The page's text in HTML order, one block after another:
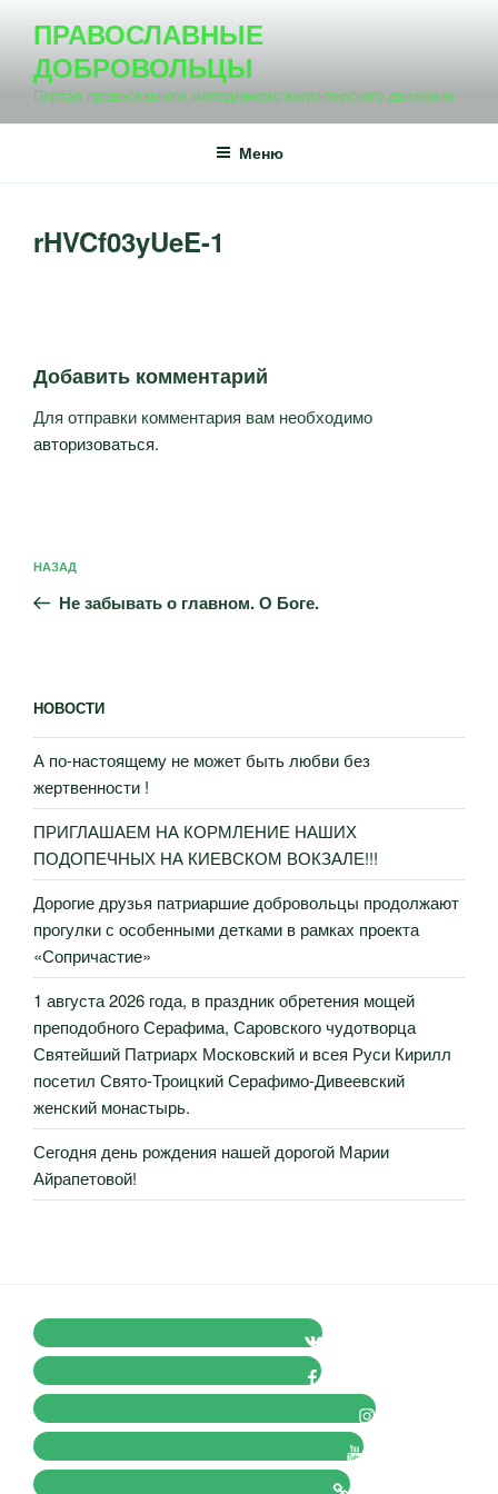
содержимому
ПРАВОСЛАВНЫЕ
ДОБРОВОЛЬЦЫ
Портал православного молодежного волонтерского движения
Меню
rHVCf03yUeE-1
Добавить комментарий
Для отправки комментария вам необходимо
авторизоваться.
по
записям
Предыдущая
запись:
НАЗАД
Не забывать о главном. О Боге.
НОВОСТИ
А по-настоящему не может быть любви без
жертвенности !
ПРИГЛАШАЕМ НА КОРМЛЕНИЕ НАШИХ
ПОДОПЕЧНЫХ НА КИЕВСКОМ ВОКЗАЛЕ!!!
Дорогие друзья патриаршие добровольцы продолжают
прогулки с особенными детками в рамках проекта
«Сопричастие»
1 августа 2026 года, в праздник обретения мощей
преподобного Серафима, Саровского чудотворца
Святейший Патриарх Московский и всея Руси Кирилл
посетил Свято-Троицкий Серафимо-Дивеевский
женский монастырь.
Сегодня день рождения нашей дорогой Марии
Айрапетовой!
VK Православные Добровольцы
FB Православные Добровольцы
Instagram Православные Добровольцы
Youtube Православные Добровольцы
Tik-tok Православные Добровольцы